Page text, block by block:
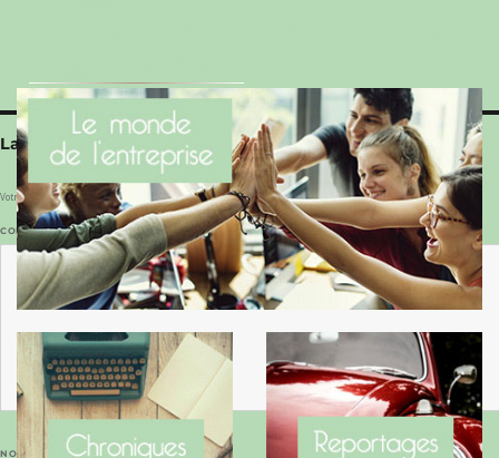
Laisser un commentaire
Votre adresse e-mail ne sera pas publiée.Les champs obligatoires sont indiqués avec
COMMENTAIRE*
NOM